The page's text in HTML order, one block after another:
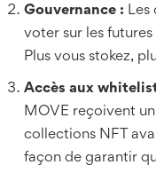
Gouvernance : Les
voter sur les
Plus vous stokez,
Accès aux
MOVE reçoivent
collections NFT
façon de garantir